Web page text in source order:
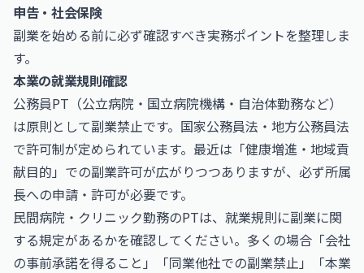
申告・社会保険
副業を始める前に必ず確認すべき実務ポイントを整理しま
す。
本業の就業規則確認
公務員PT（公立病院・国立病院機構・自治体勤務など）
は原則として副業禁止です。国家公務員法・地方公務員法
で許可制が定められています。最近は「健康増進・地域貢
献目的」での副業許可が広がりつつありますが、必ず所属
長への申請・許可が必要です。
民間病院・クリニック勤務のPTは、就業規則に副業に関
する規定があるかを確認してください。多くの場合「会社
の事前承諾を得ること」「同業他社での副業禁止」「本業